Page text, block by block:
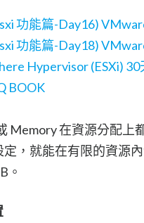
功能篇-Day16)
功能篇-Day18)
Hypervisor (ESXi)
BOOK
Memory 在資源分配上
，就能在有限的資源
。